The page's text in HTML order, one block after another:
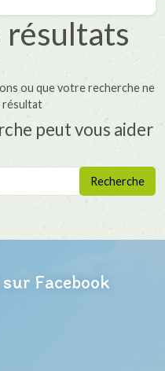
résultats
ou que votre recherche ne
résultat
peut vous aider
Facebook